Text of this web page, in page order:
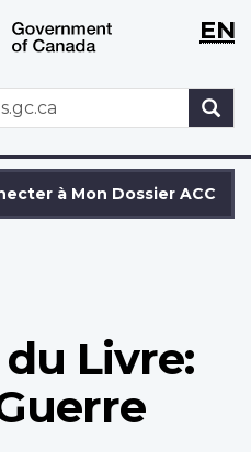
Aller
au
principal
Passer
à
version
HTML
simplifiée
WxT
WxTEN
à Mon Dossier ACC
Livre: